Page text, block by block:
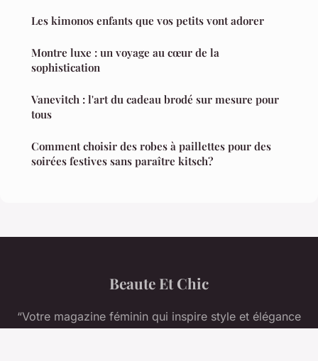
Les kimonos enfants que vos petits vont adorer
Montre luxe : un voyage au cœur de la
sophistication
Vanevitch : l'art du cadeau brodé sur mesure pour
tous
Comment choisir des robes à paillettes pour des
soirées festives sans paraître kitsch?
Beaute Et Chic
“Votre magazine féminin qui inspire style et élégance